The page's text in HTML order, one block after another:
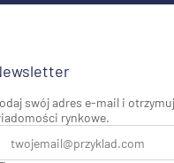
swój adres e-mail i
rynkowe.